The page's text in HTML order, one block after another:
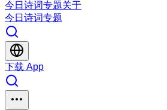
今日 诗词专题关于
今日 诗词专题
下载 App